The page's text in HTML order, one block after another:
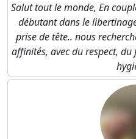
Salut tout le monde, En
débutant dans le
prise de tête.. nous
affinités, avec du respect,